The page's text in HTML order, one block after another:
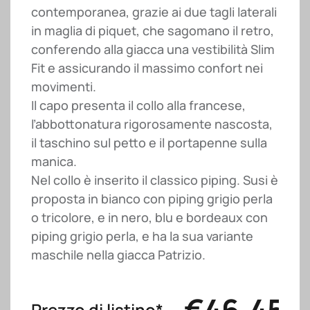
contemporanea, grazie ai due tagli laterali
in maglia di piquet, che sagomano il retro,
conferendo alla giacca una vestibilità Slim
Fit e assicurando il massimo confort nei
movimenti.
Il capo presenta il collo alla francese,
l’abbottonatura rigorosamente nascosta,
il taschino sul petto e il portapenne sulla
manica.
Nel collo è inserito il classico piping. Susi è
proposta in bianco con piping grigio perla
o tricolore, e in nero, blu e bordeaux con
piping grigio perla, e ha la sua variante
maschile nella giacca Patrizio.